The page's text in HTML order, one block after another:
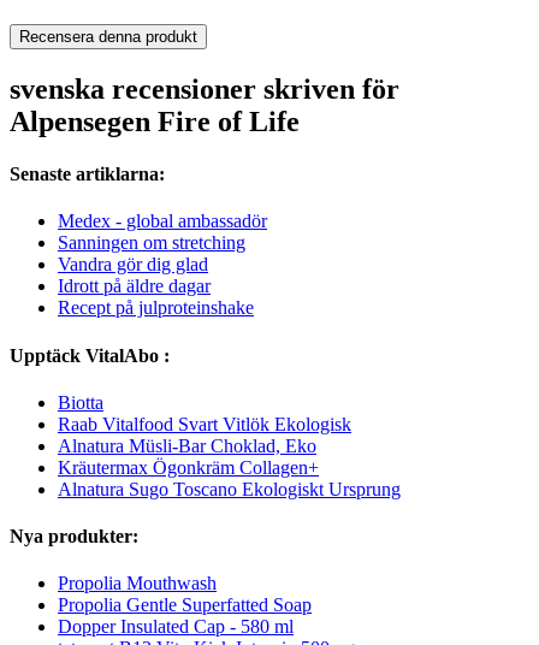
Recensera denna produkt
svenska recensioner skriven för
Alpensegen Fire of Life
Senaste artiklarna:
Medex - global ambassadör
Sanningen om stretching
Vandra gör dig glad
Idrott på äldre dagar
Recept på julproteinshake
Upptäck VitalAbo :
Biotta
Raab Vitalfood Svart Vitlök Ekologisk
Alnatura Müsli-Bar Choklad, Eko
Kräutermax Ögonkräm Collagen+
Alnatura Sugo Toscano Ekologiskt Ursprung
Nya produkter:
Propolia Mouthwash
Propolia Gentle Superfatted Soap
Dopper Insulated Cap - 580 ml